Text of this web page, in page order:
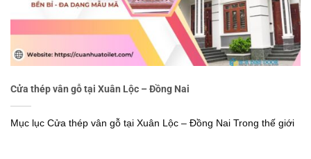
Cửa thép vân gỗ tại Xuân Lộc – Đồng Nai
Mục lục Cửa thép vân gỗ tại Xuân Lộc – Đồng Nai Trong thế giới